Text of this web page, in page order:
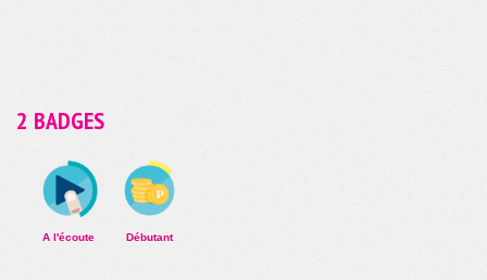
2 BADGES
A l'écoute Débutant